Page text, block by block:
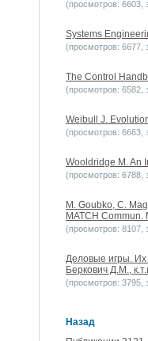
(просмотров: 6603,
Systems
(просмотров: 6677,
The Control
(просмотров: 6582,
Weibull J.
(просмотров: 6663,
Wooldridge M. An
(просмотров: 6788,
M. Goubko, C.
MATCH Commun.
(просмотров: 8107,
Деловые игры. Их
Беркович Д.М.,
(просмотров: 3795,
Назад